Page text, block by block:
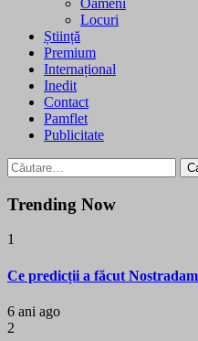
Oameni
Locuri
Știință
Premium
Internațional
Inedit
Contact
Pamflet
Publicitate
Caută
după:
Trending Now
1
Ce predicții a făcut
6 ani ago
2